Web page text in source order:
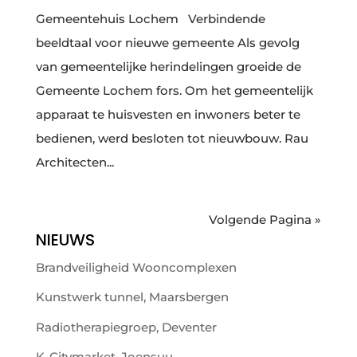
Gemeentehuis Lochem Verbindende
beeldtaal voor nieuwe gemeente Als gevolg
van gemeentelijke herindelingen groeide de
Gemeente Lochem fors. Om het gemeentelijk
apparaat te huisvesten en inwoners beter te
bedienen, werd besloten tot nieuwbouw. Rau
Architecten...
Volgende Pagina »
NIEUWS
Brandveiligheid Wooncomplexen
Kunstwerk tunnel, Maarsbergen
Radiotherapiegroep, Deventer